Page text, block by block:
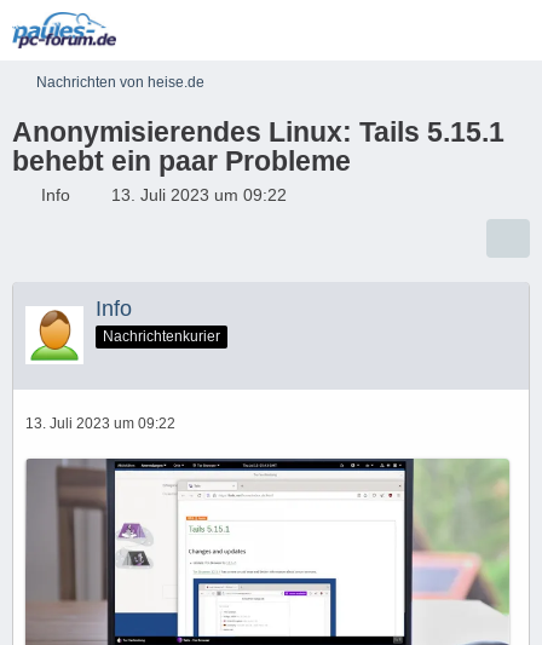
Nachrichten von heise.de
Anonymisierendes Linux: Tails 5.15.1
behebt ein paar Probleme
Info 13. Juli 2023 um 09:22
Info
Nachrichtenkurier
13. Juli 2023 um 09:22